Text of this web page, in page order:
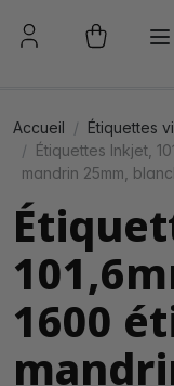
Accueil Étiquettes
Étiquettes Inkjet,
mandrin 25mm,
1600